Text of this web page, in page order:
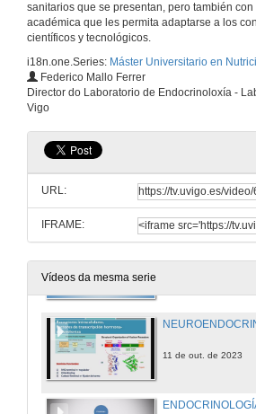
sanitarios que se presentan, pero también
académica que les permita adaptarse a los
científicos y tecnológicos.
i18n.one.Series: Máster Universitario en
Federico Mallo Ferrer
Director do Laboratorio de Endocrinoloxía -
Vigo
URL:
IFRAME:
Vídeos da mesma serie
6 de out. de 2023
11 de out. de 2023